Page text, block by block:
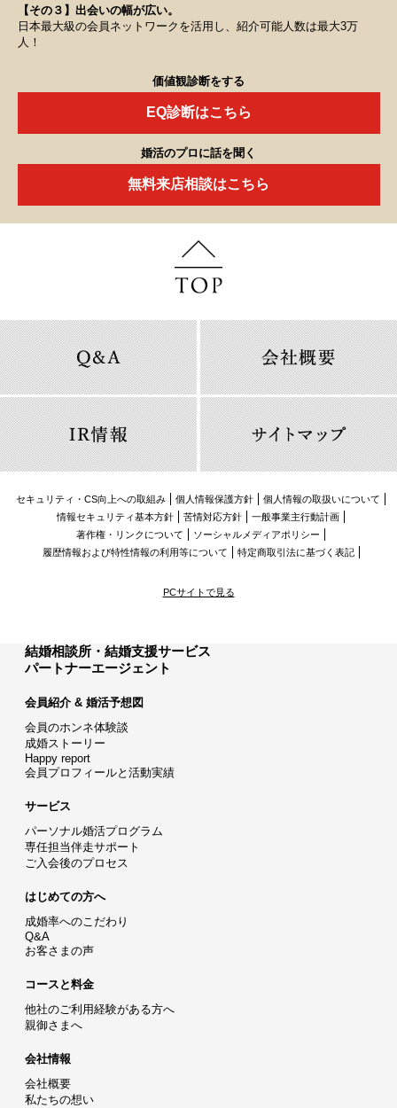
【その３】出会いの幅が広い。
日本最大級の会員ネットワークを活用し、紹介可能人数は最大3万
人！
価値観診断をする
EQ診断はこちら
婚活のプロに話を聞く
無料来店相談はこちら
セキュリティ・CS向上への取組み 個人情報保護方針
個人情報の取扱いについて
情報セキュリティ基本方針
苦情対応方針
一般事業主行動計画
著作権・リンクについて
ソーシャルメディアポリシー
履歴情報および特性情報の利用等について
特定商取引法に基づく表記
PCサイトで見る
結婚相談所・結婚支援サービス
パートナーエージェント
会員紹介 & 婚活予想図
会員のホンネ体験談
成婚ストーリー
Happy report
会員プロフィールと活動実績
サービス
パーソナル婚活プログラム
専任担当伴走サポート
ご入会後のプロセス
はじめての方へ
成婚率へのこだわり
Q&A
お客さまの声
コースと料金
他社のご利用経験がある方へ
親御さまへ
会社情報
会社概要
私たちの想い